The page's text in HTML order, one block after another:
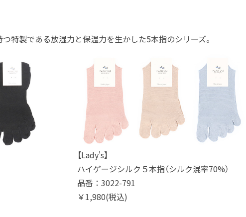
特製である放湿力と保温力を生かした5本指のシリーズ。
【Lady's】
ハイゲージシルク５本指（シルク混率70%）
品番：3022-791
￥1,980(税込)